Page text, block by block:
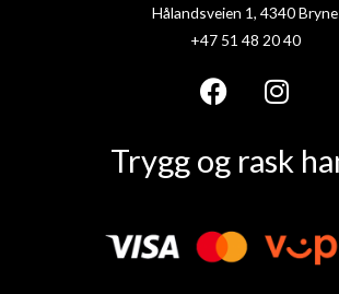
Hålandsveien 1, 4340 Bryne
+47 51 48 20 40
F
c
b
o
I
n
s
g
Trygg og rask